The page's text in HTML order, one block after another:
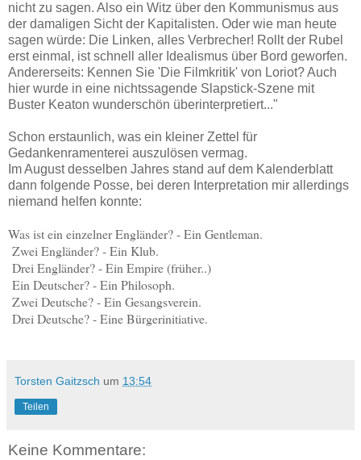
nicht zu sagen. Also ein Witz über den Kommunismus aus
der damaligen Sicht der Kapitalisten. Oder wie man heute
sagen würde: Die Linken, alles Verbrecher! Rollt der Rubel
erst einmal, ist schnell aller Idealismus über Bord geworfen.
Andererseits: Kennen Sie 'Die Filmkritik' von Loriot? Auch
hier wurde in eine nichtssagende Slapstick-Szene mit
Buster Keaton wunderschön überinterpretiert..."
Schon erstaunlich, was ein kleiner Zettel für
Gedankenramenterei auszulösen vermag.
Im August desselben Jahres stand auf dem Kalenderblatt
dann folgende Posse, bei deren Interpretation mir allerdings
niemand helfen konnte:
Was ist ein einzelner Engländer? - Ein Gentleman.
Zwei Engländer? - Ein Klub.
Drei Engländer? - Ein Empire (früher..)
Ein Deutscher? - Ein Philosoph.
Zwei Deutsche? - Ein Gesangsverein.
Drei Deutsche? - Eine Bürgerinitiative.
Torsten Gaitzsch um 13:54
Teilen
Keine Kommentare: